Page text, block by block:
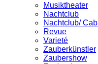
Musiktheater
Nachtclub
Nachtclub/
Revue
Varieté
Zauberkünstler
Zaubershow